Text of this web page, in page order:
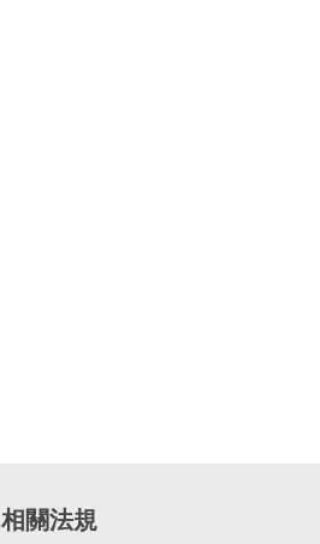
相關法規